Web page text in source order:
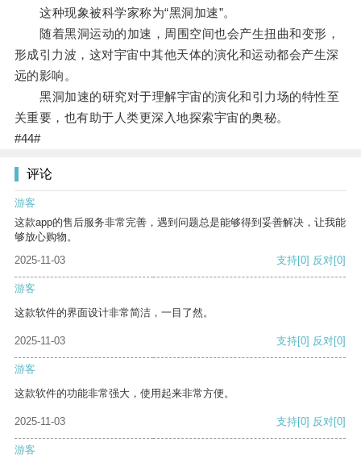
这种现象被科学家称为“黑洞加速”。
随着黑洞运动的加速，周围空间也会产生扭曲和变形，
形成引力波，这对宇宙中其他天体的演化和运动都会产生深
远的影响。
黑洞加速的研究对于理解宇宙的演化和引力场的特性至
关重要，也有助于人类更深入地探索宇宙的奥秘。
#44#
评论
游客
这款app的售后服务非常完善，遇到问题总是能够得到妥善解决，让我能
够放心购物。
2025-11-03
支持[0] 反对[0]
游客
这款软件的界面设计非常简洁，一目了然。
2025-11-03 支持[0] 反对[0]
游客
这款软件的功能非常强大，使用起来非常方便。
2025-11-03 支持[0] 反对[0]
游客